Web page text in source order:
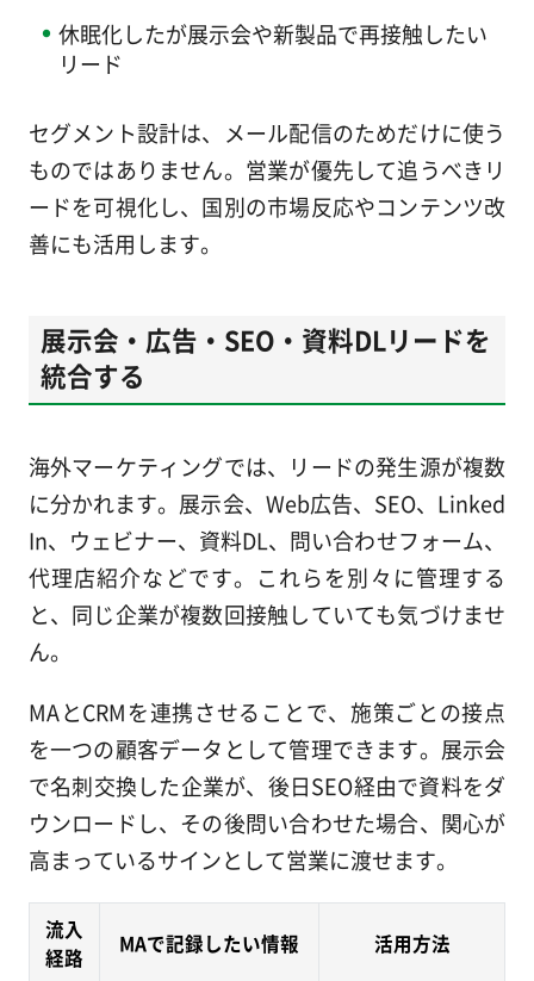
休眠化したが展示会や新製品で再接触したい
リード
セグメント設計は、メール配信のためだけに使う
ものではありません。営業が優先して追うべきリ
ードを可視化し、国別の市場反応やコンテンツ改
善にも活用します。
展示会・広告・SEO・資料DLリードを
統合する
海外マーケティングでは、リードの発生源が複数
に分かれます。展示会、Web広告、SEO、Linked
In、ウェビナー、資料DL、問い合わせフォーム、
代理店紹介などです。これらを別々に管理する
と、同じ企業が複数回接触していても気づけませ
ん。
MAとCRMを連携させることで、施策ごとの接点
を一つの顧客データとして管理できます。展示会
で名刺交換した企業が、後日SEO経由で資料をダ
ウンロードし、その後問い合わせた場合、関心が
高まっているサインとして営業に渡せます。
流入
経路
MAで記録したい情報 活用方法